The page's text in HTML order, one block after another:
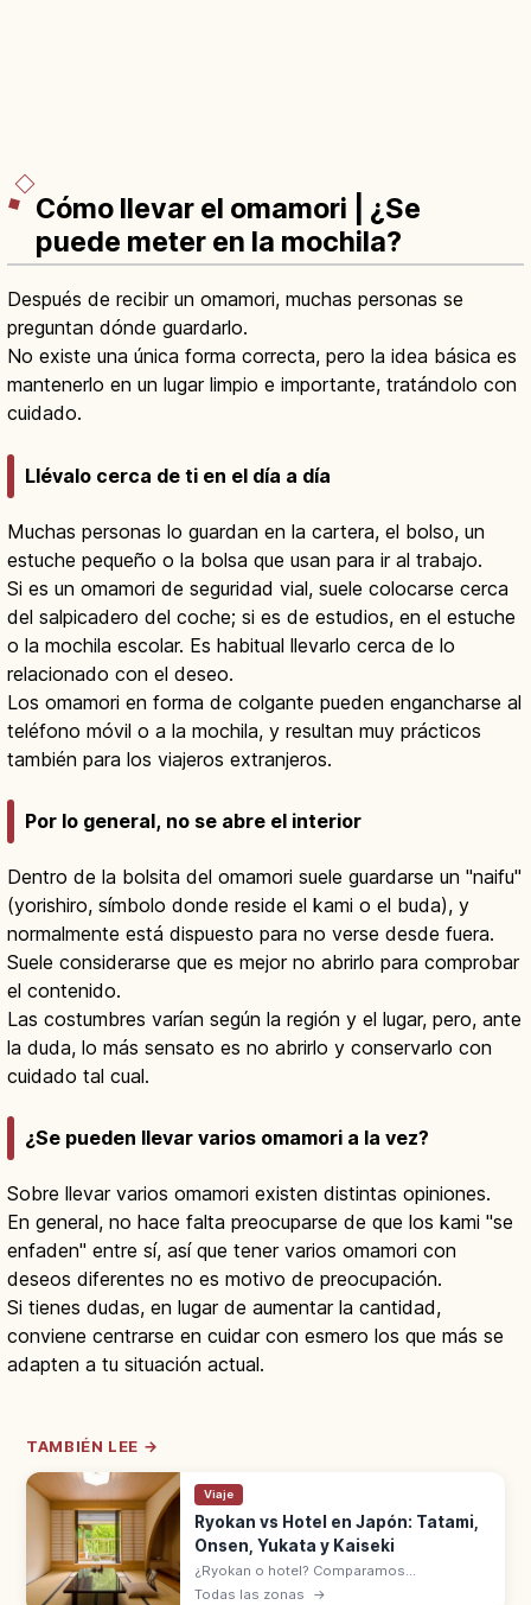
Cómo llevar el omamori | ¿Se
puede meter en la mochila?
Después de recibir un omamori, muchas personas se
preguntan dónde guardarlo.
No existe una única forma correcta, pero la idea básica es
mantenerlo en un lugar limpio e importante, tratándolo con
cuidado.
Llévalo cerca de ti en el día a día
Muchas personas lo guardan en la cartera, el bolso, un
estuche pequeño o la bolsa que usan para ir al trabajo.
Si es un omamori de seguridad vial, suele colocarse cerca
del salpicadero del coche; si es de estudios, en el estuche
o la mochila escolar. Es habitual llevarlo cerca de lo
relacionado con el deseo.
Los omamori en forma de colgante pueden engancharse al
teléfono móvil o a la mochila, y resultan muy prácticos
también para los viajeros extranjeros.
Por lo general, no se abre el interior
Dentro de la bolsita del omamori suele guardarse un "naifu"
(yorishiro, símbolo donde reside el kami o el buda), y
normalmente está dispuesto para no verse desde fuera.
Suele considerarse que es mejor no abrirlo para comprobar
el contenido.
Las costumbres varían según la región y el lugar, pero, ante
la duda, lo más sensato es no abrirlo y conservarlo con
cuidado tal cual.
¿Se pueden llevar varios omamori a la vez?
Sobre llevar varios omamori existen distintas opiniones.
En general, no hace falta preocuparse de que los kami "se
enfaden" entre sí, así que tener varios omamori con
deseos diferentes no es motivo de preocupación.
Si tienes dudas, en lugar de aumentar la cantidad,
conviene centrarse en cuidar con esmero los que más se
adapten a tu situación actual.
TAMBIÉN LEE →
Viaje
Ryokan vs Hotel en Japón: Tatami,
Onsen, Yukata y Kaiseki
¿Ryokan o hotel? Comparamos
habitaciones, comidas, onsen y normas del
Todas las zonas →